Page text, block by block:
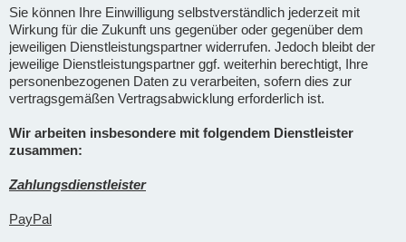
Sie können Ihre Einwilligung selbstverständlich jederzeit mit
Wirkung für die Zukunft uns gegenüber oder gegenüber dem
jeweiligen Dienstleistungspartner widerrufen. Jedoch bleibt der
jeweilige Dienstleistungspartner ggf. weiterhin berechtigt, Ihre
personenbezogenen Daten zu verarbeiten, sofern dies zur
vertragsgemäßen Vertragsabwicklung erforderlich ist.
Wir arbeiten insbesondere mit folgendem Dienstleister
zusammen:
Zahlungsdienstleister
PayPal